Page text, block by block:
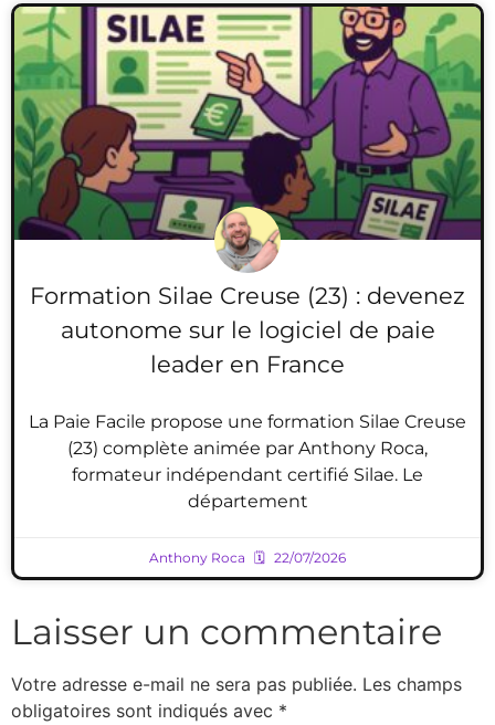
Formation Silae Creuse (23) : devenez
autonome sur le logiciel de paie
leader en France
La Paie Facile propose une formation Silae Creuse
(23) complète animée par Anthony Roca,
formateur indépendant certifié Silae. Le
département
Anthony Roca 22/07/2026
Laisser un commentaire
Votre adresse e-mail ne sera pas publiée. Les champs
obligatoires sont indiqués avec *